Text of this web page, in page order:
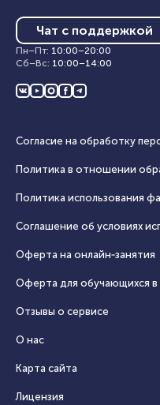
Чат с поддержкой
Пн–Пт: 10:00–20:00
Сб–Вс: 10:00–14:00
Согласие на обработку
Политика в отношении
Политика использования
Соглашение об условиях
Оферта на онлайн‑занятия
Оферта для обучающихся
Отзывы о сервисе
О нас
Карта сайта
Лицензия